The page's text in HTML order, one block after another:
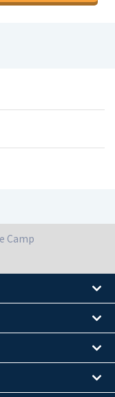
Camp